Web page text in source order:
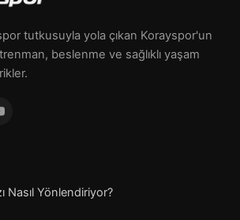
tutkusuyla yola çıkan Korayspor'un
beslenme ve sağlıklı yaşam
Nasıl Yönlendiriyor?